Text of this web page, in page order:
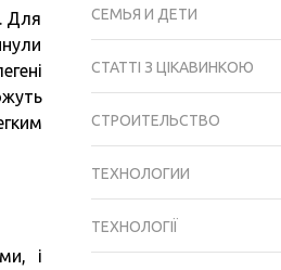
Для
і
СЕМЬЯ И ДЕТИ
СТАТТІ З ЦІКАВИНКОЮ
СТРОИТЕЛЬСТВО
ТЕХНОЛОГИИ
ТЕХНОЛОГІЇ